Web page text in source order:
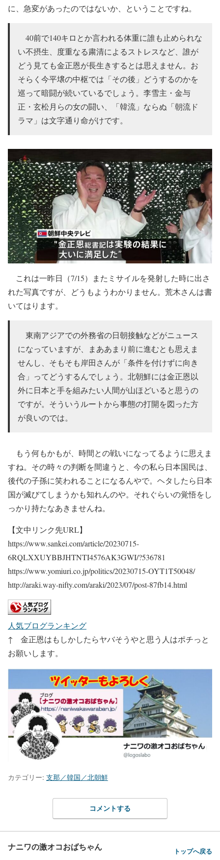
に、急変があったのではないか、ということですね。
40前で140キロとか言われる体重に誰も止められな
い不摂生、度重なる粛清によるストレスなど、誰が
どう見ても金正恩が長生きするとは思えません。お
そらく今平壌の中枢では「その後」どうするのかを
巡って暗闘が続いているでしょう。李雪主・金与
正・玄松月らの女の闘い、「韓流」ならぬ「朝流ド
ラマ」は文字通り命がけです。
これは一昨日（7/15）またミサイルを発射した時に出さ
れた写真ですが、どうもようわかりません。荒木さんは書
いてはります。
東南アジアでの外務省の日朝接触などがニュース
になっていますが、まああまり前に進むとも思えま
せんし、そもそも岸田さんが「条件を付けずに向き
合」ってどうするんでしょう。北朝鮮には金正恩以
外に日本と手を組みたい人間が山ほどいると思うの
ですが。そういうルートから事態の打開を図った方
が良いのでは。
もう何もかもが、時間との戦いになってるように思えま
すね。その時々の判断を間違うと、今の私ら日本国民は、
後代の子孫に笑われることになるんやで。ヘタしたら日本
国が滅びてしまうかも知れんのや。それぐらいの覚悟をし
っかり持たなあきませんね。
【文中リンク先URL】
https://www.sankei.com/article/20230715-
6RQLXXUYBBJHTNTI4576AK3GWI/?536781
https://www.yomiuri.co.jp/politics/20230715-OYT1T50048/
http://araki.way-nifty.com/araki/2023/07/post-87fb14.html
人気ブログランキング
↑ 金正恩はもしかしたらヤバそうやと思う人はポチっと
お願いします。
カテゴリー: 支那／韓国／北朝鮮
コメントする
ナニワの激オコおばちゃん トップへ戻る